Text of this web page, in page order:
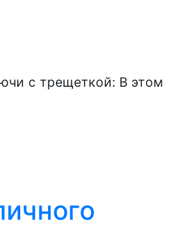
с трещеткой: В этом